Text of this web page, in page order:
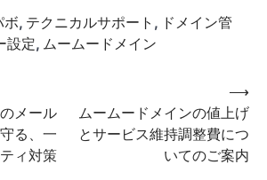
ボ, テクニカルサポート , ドメイン管
設定, ムームードメイン
メール
る、一
ィ対策
ムームードメインの値上げ
とサービス維持調整費につ
いてのご案内
⟶